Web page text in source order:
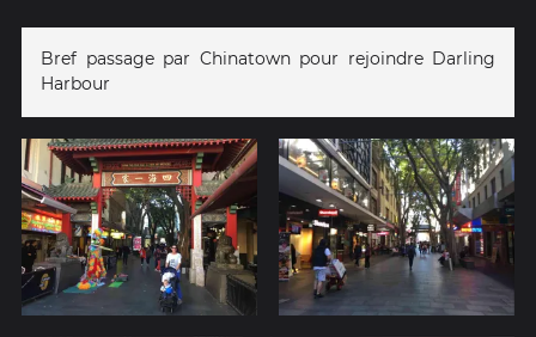
Bref passage par Chinatown pour rejoindre Darling
Harbour